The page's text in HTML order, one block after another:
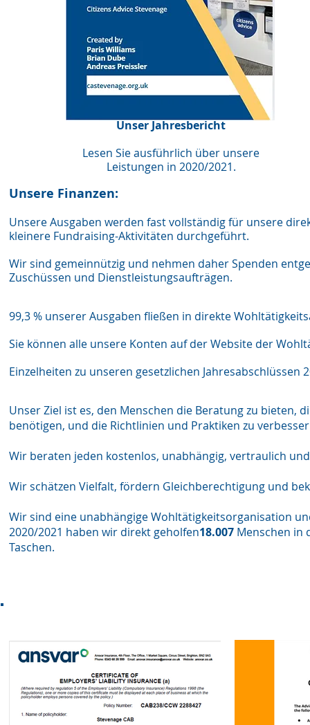
Unser Jahresbericht
Lesen Sie ausführlich über unsere
Leistungen in 2020/2021.
Unsere Finanzen:
Unsere Ausgaben werden fast vollständig für unsere
kleinere Fundraising-Aktivitäten durchgeführt.
Wir sind gemeinnützig und nehmen daher Spenden
Zuschüssen und Dienstleistungsaufträgen.
99,3 % unserer Ausgaben fließen in direkte
Sie können alle unsere Konten auf der Website der
Einzelheiten zu unseren gesetzlichen Jahresabschlüssen
Unser Ziel ist es, den Menschen die Beratung zu
benötigen, und die Richtlinien und Praktiken zu
Wir beraten jeden kostenlos, unabhängig, vertraulich
Wir schätzen Vielfalt, fördern Gleichberechtigung und
Wir sind eine unabhängige Wohltätigkeitsorganisation
2020/2021 haben wir direkt geholfen18.007 Menschen in
Taschen.